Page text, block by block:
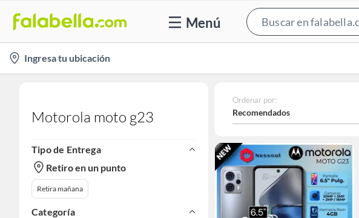
Menú
location-
icon
Ingresa tu ubicación
Motorola moto g23
Tipo de Entrega
Retiro en un punto
Retira mañana
Categoría
Ordenar por:
Recomendados